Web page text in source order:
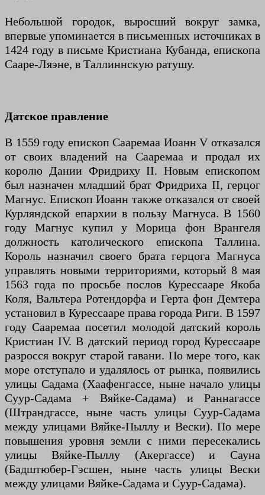
Небольшой городок, выросший вокруг замка,
впервые упоминается в письменных источниках в
1424 году в письме Кристиана Кубанда, епископа
Сааре-Ляэне, в Таллиннскую ратушу.
Датское правление
В 1559 году епископ Сааремаа Иоанн V отказался
от своих владений на Сааремаа и продал их
королю Дании Фридриху II. Новым епископом
был назначен младший брат Фридриха II, герцог
Магнус. Епископ Иоанн также отказался от своей
Курляндской епархии в пользу Магнуса. В 1560
году Магнус купил у Морица фон Врангеля
должность католического епископа Таллина.
Король назначил своего брата герцога Магнуса
управлять новыми территориями, который 8 мая
1563 года по просьбе послов Курессааре Якоба
Коля, Вальтера Ротендорфа и Герта фон Демтера
установил в Курессааре права города Риги. В 1597
году Сааремаа посетил молодой датский король
Кристиан IV. В датский период город Курессааре
разросся вокруг старой гавани. По мере того, как
море отступало и удалялось от рынка, появились
улицы Садама (Хаафенгассе, ныне начало улицы
Суур-Садама + Вяйке-Садама) и Раннагассе
(Штрандгассе, ныне часть улицы Суур-Садама
между улицами Вяйке-Пыллу и Вески). По мере
повышения уровня земли с ними пересекались
улицы Вяйке-Пыллу (Акергассе) и Сауна
(Бадштюбер-Гэсшен, ныне часть улицы Вески
между улицами Вяйке-Садама и Суур-Садама).